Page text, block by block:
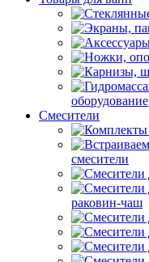
оборудование
Смесители
смесители
раковин-чаш